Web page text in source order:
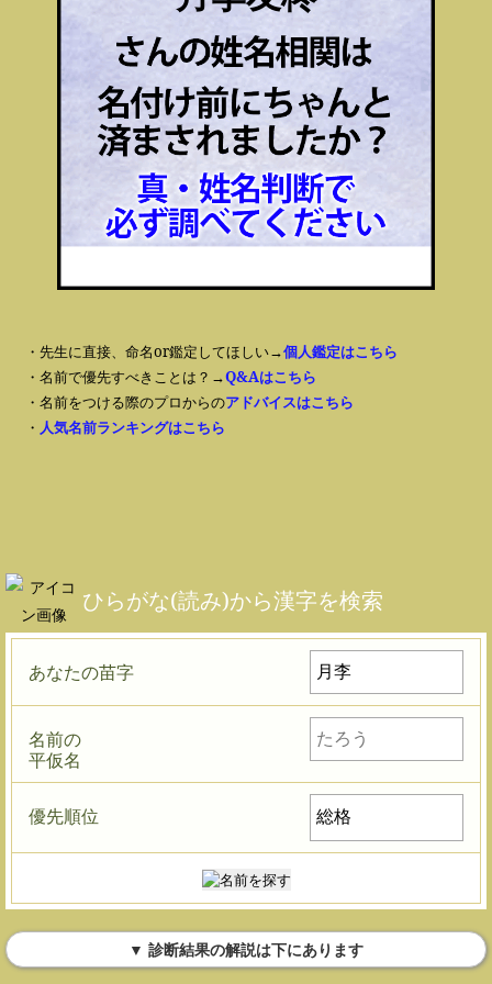
・先生に直接、命名or鑑定してほしい→個人鑑定はこちら
・名前で優先すべきことは？→Q&Aはこちら
・名前をつける際のプロからのアドバイスはこちら
・ 人気名前ランキングはこちら
ひらがな(読み)から漢字を検索
あなたの苗字
名前の
平仮名
優先順位
▼ 診断結果の解説は下にあります